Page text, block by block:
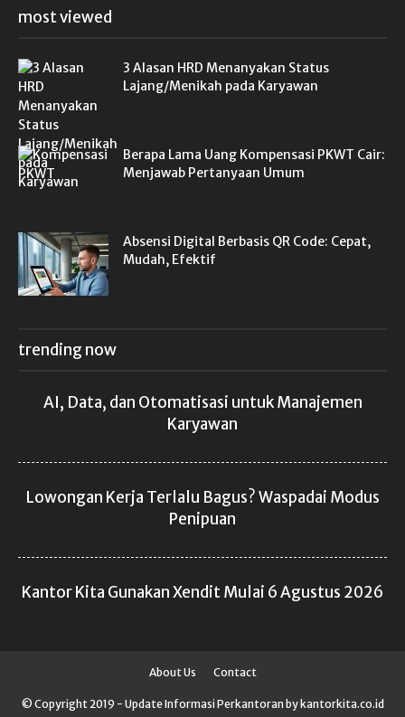
most viewed
3 Alasan HRD Menanyakan Status
Lajang/Menikah pada Karyawan
Berapa Lama Uang Kompensasi PKWT Cair:
Menjawab Pertanyaan Umum
Absensi Digital Berbasis QR Code: Cepat,
Mudah, Efektif
trending now
AI, Data, dan Otomatisasi untuk Manajemen
Karyawan
Lowongan Kerja Terlalu Bagus? Waspadai Modus
Penipuan
Kantor Kita Gunakan Xendit Mulai 6 Agustus 2026
About Us Contact
© Copyright 2019 - Update Informasi Perkantoran by kantorkita.co.id